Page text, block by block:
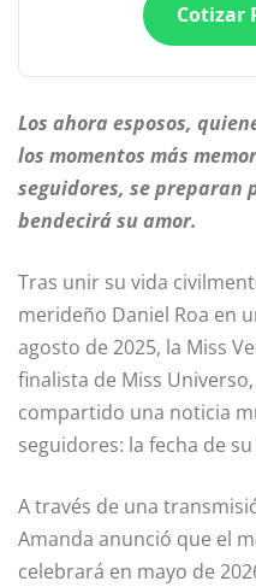
Cotizar
Los ahora esposos,
los momentos más
seguidores, se preparan
bendecirá su amor.
Tras unir su vida
merideño Daniel Roa en
agosto de 2025, la Miss
finalista de Miss
compartido una noticia
seguidores: la fecha de
A través de una
Amanda anunció que el
celebrará en mayo de